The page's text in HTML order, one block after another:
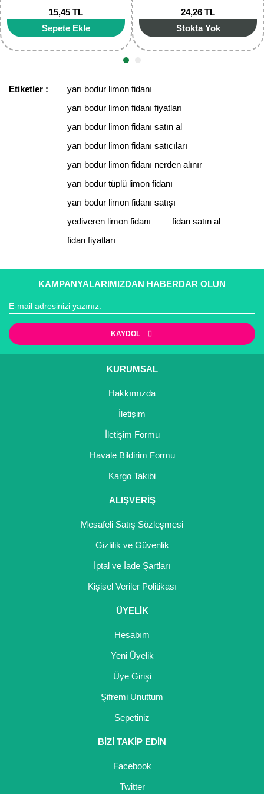
Gönder
30,74 TL
Stokta Yok
61,55 TL
Stokta Yok
Etiketler :
yarı bodur limon fidanı
yarı bodur limon fidanı fiyatları
yarı bodur limon fidanı satın al
yarı bodur limon fidanı satıcıları
yarı bodur limon fidanı nerden alınır
yarı bodur tüplü limon fidanı
yarı bodur limon fidanı satışı
yediveren limon fidanı
fidan satın al
fidan fiyatları
KAMPANYALARIMIZDAN HABERDAR OLUN
KAYDOL
KURUMSAL
Hakkımızda
İletişim
İletişim Formu
Havale Bildirim Formu
Kargo Takibi
ALIŞVERİŞ
Mesafeli Satış Sözleşmesi
Gizlilik ve Güvenlik
İptal ve İade Şartları
Kişisel Veriler Politikası
ÜYELİK
Hesabım
Yeni Üyelik
Üye Girişi
Şifremi Unuttum
Sepetiniz
BİZİ TAKİP EDİN
Facebook
Twitter